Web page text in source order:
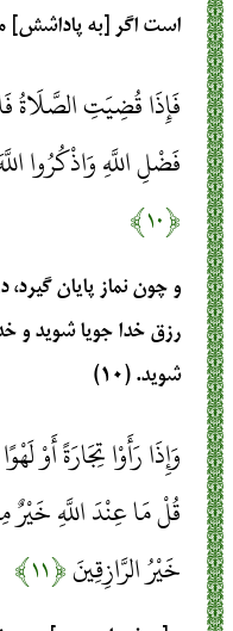
است اگر [به پاداشش]
فَإِذَا قُضِيَتِ الصَّلَاةُ
فَضْلِ اللَّهِ وَاذْكُرُوا
﴿۱۰﴾
و چون نماز پایان
رزق خدا جویا شوید و
شوید. (۱۰)
وَإِذَا رَأَوْا تِجَارَةً أَوْ
قُلْ مَا عِنْدَ اللَّهِ خَيْرٌ
خَيْرُ الرَّازِقِينَ﴿۱۱﴾